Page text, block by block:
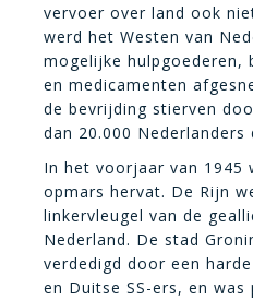
vervoer over land ook
werd het Westen van
mogelijke hulpgoederen,
en medicamenten
de bevrijding stierven
dan 20.000 Nederlanders
In het voorjaar van 1945
opmars hervat. De Rijn
linkervleugel van de
Nederland. De stad
verdedigd door een
en Duitse SS-ers, en